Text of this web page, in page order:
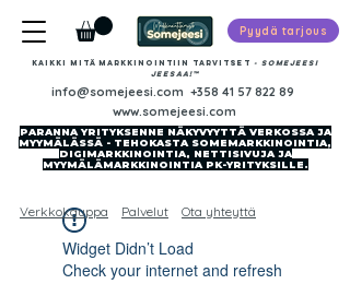
Kaikki mitä markkinointiin tarvitset -​ SOMEJEESI
JEESAA!™
info@somejeesi.com +358 41 57 822 89
www.somejeesi.com
PARANNA YRITYKSENNE NÄKYVYYTTÄ VERKOSSA JA
MYYMÄLÄSSÄ - TEHOKASTA SOMEMARKKINOINTIA,
DIGIMARKKINOINTIA, NETTISIVUJA JA
MYYMÄLÄMARKKINOINTIA PK-YRITYKSILLE.
Pyydä tarjous
Widget Didn’t Load
Check your internet and refresh
Verkkokauppa Palvelut Ota yhteyttä